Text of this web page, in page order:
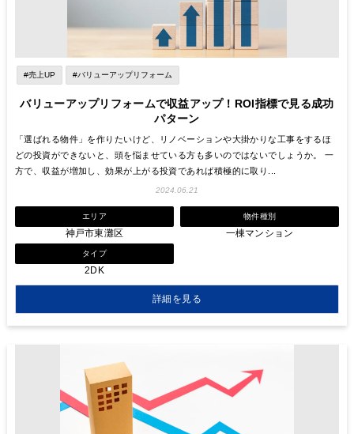
#売上UP #バリューアップリフォーム
バリューアップリフォームで収益アップ！ROI指標で見る成功
パターン
「選ばれる物件」を作りたいけど、リノベーションや大掛かりな工事をするほ
どの投資ができないと、頭を悩ませている方も多いのではないでしょうか。 一
方で、収益が増加し、効果が上がる投資であれば積極的に取り...
2024.06.21
エリア
神戸市東灘区
物件種別
一棟マンション
タイプ
2DK
詳細を見る